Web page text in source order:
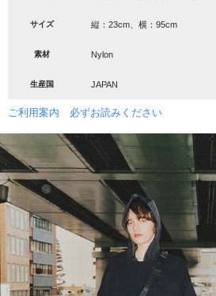
サイズ 縦：23cm、横：95cm
素材 Nylon
生産国 JAPAN
ご利用案内 必ずお読みください